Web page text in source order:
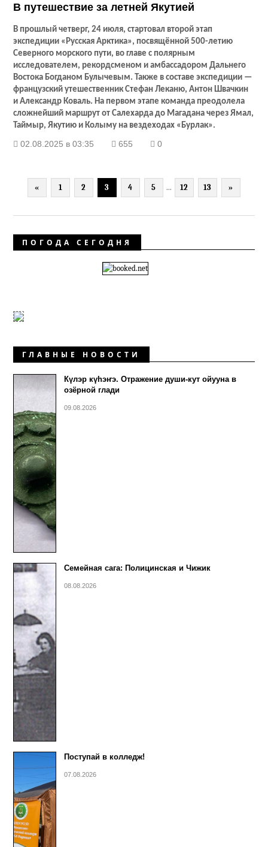
В путешествие за летней Якутией
В прошлый четверг, 24 июля, стартовал второй этап
экспедиции «Русская Арктика», посвящённой 500-летию
Северного морского пути, во главе с полярным
исследователем, рекордсменом и амбассадором Дальнего
Востока Богданом Булычевым. Также в составе экспедиции —
французский утешественник Стефан Леканю, Антон Швачкин
и Александр Коваль. На первом этапе команда преодолела
сложнейший маршрут от Салехарда до Магадана через Ямал,
Таймыр, Якутию и Колыму на вездеходах «Бурлак».
02.08.2025 в 03:35 655 0
« 1 2 3 4 5 ... 12 13 »
ПОГОДА СЕГОДНЯ
ГЛАВНЫЕ НОВОСТИ
Күлэр күhэҥэ. Отражение души-кут ойууна в
озёрной глади
09.08.2026
Семейная сага: Полицинская и Чижик
08.08.2026
Поступай в колледж!
07.08.2026